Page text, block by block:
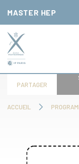
MASTER HEP
ACCUEIL
PARTAGER